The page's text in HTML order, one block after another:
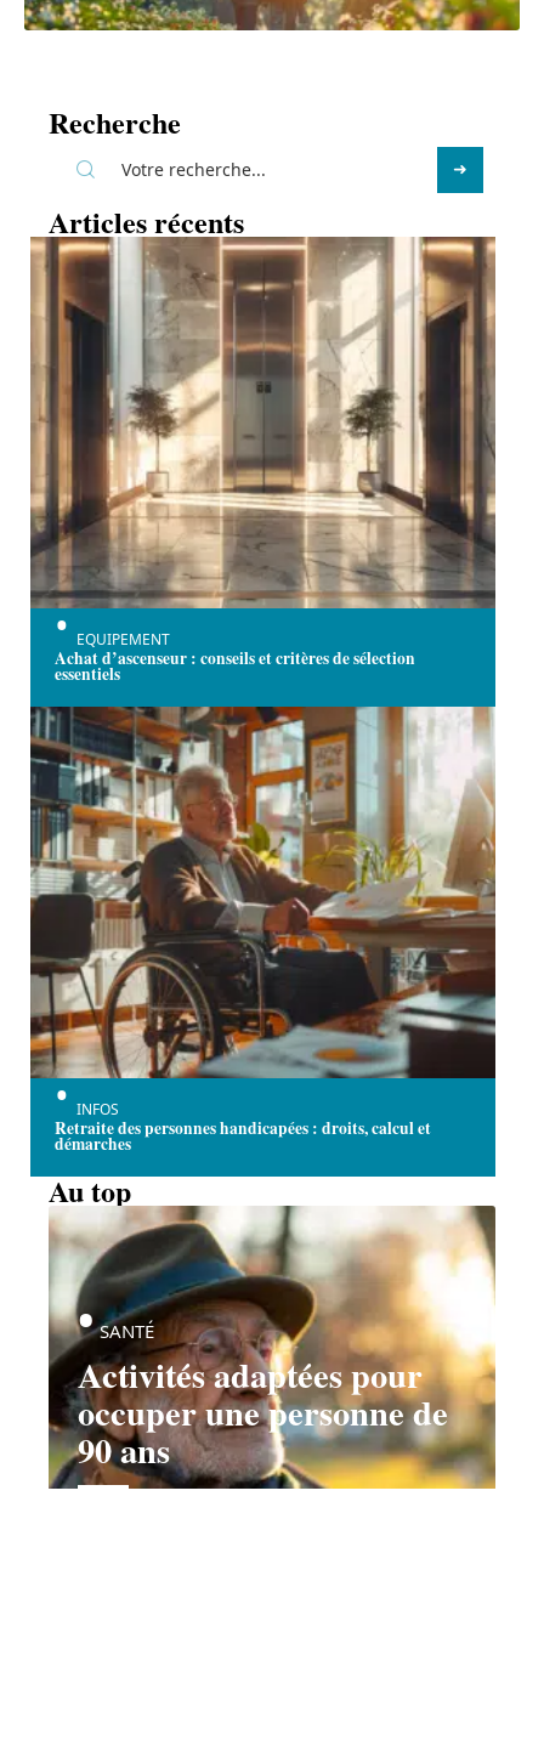
Recherche
Articles récents
EQUIPEMENT
Achat d’ascenseur : conseils et critères de sélection
essentiels
INFOS
Retraite des personnes handicapées : droits, calcul et
démarches
Au top
Activités adaptées pour
occuper une personne de
90 ans
SANTÉ